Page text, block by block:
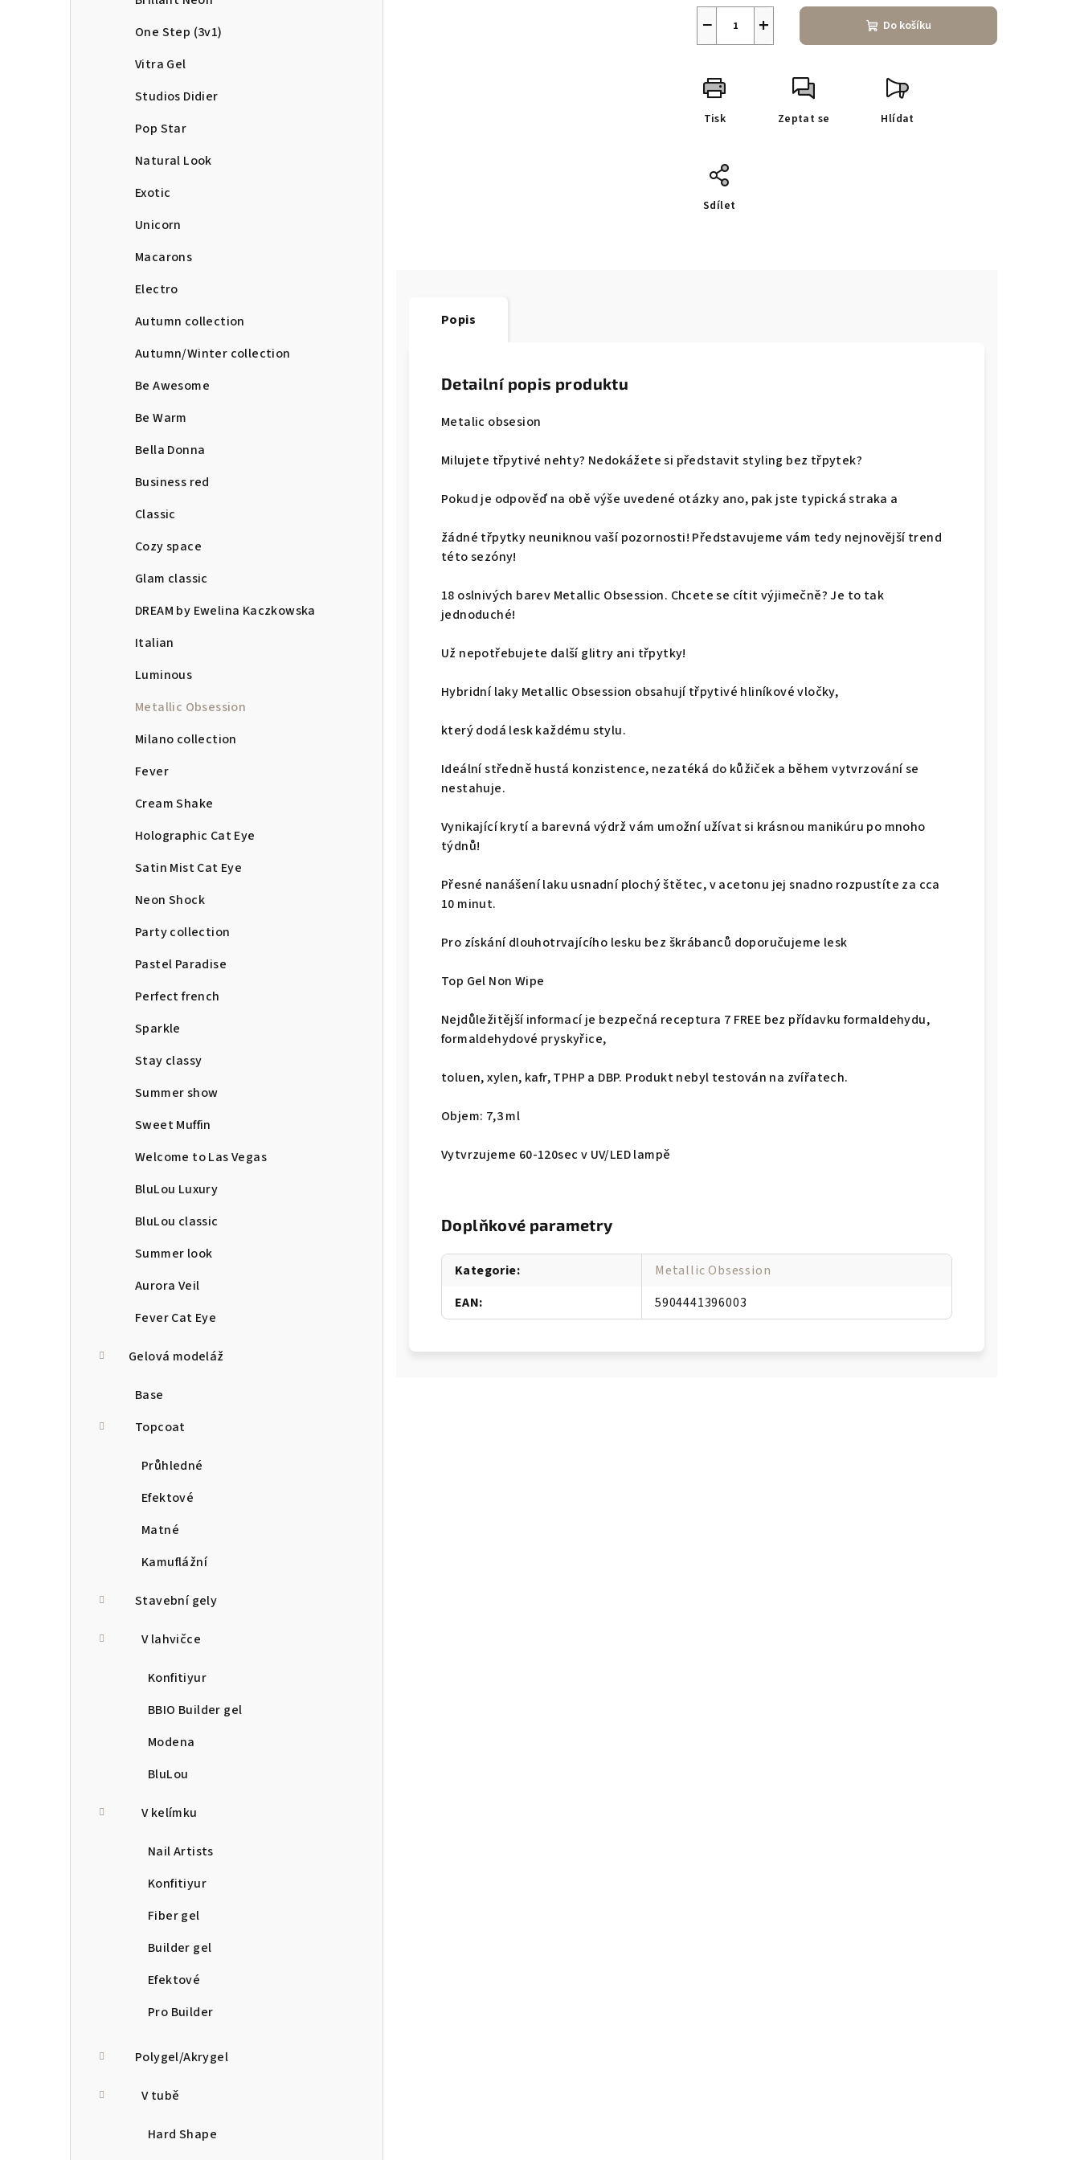
One Step (3v1)
Vitra Gel
Studios Didier
Pop Star
Natural Look
Exotic
Unicorn
Macarons
Electro
Autumn collection
Autumn/Winter collection
Be Awesome
Be Warm
Bella Donna
Business red
Classic
Cozy space
Glam classic
DREAM by Ewelina Kaczkowska
Italian
Luminous
Metallic Obsession
Milano collection
Fever
Cream Shake
Holographic Cat Eye
Satin Mist Cat Eye
Neon Shock
Party collection
Pastel Paradise
Perfect french
Sparkle
Stay classy
Summer show
Sweet Muffin
Welcome to Las Vegas
BluLou Luxury
BluLou classic
Summer look
Aurora Veil
Fever Cat Eye
Gelová modeláž
Base
Topcoat
Průhledné
Efektové
Matné
Kamuflážní
Stavební gely
V lahvičce
Konfitiyur
BBIO Builder gel
Modena
BluLou
V kelímku
Nail Artists
Konfitiyur
Fiber gel
Builder gel
Efektové
Pro Builder
Polygel/Akrygel
V tubě
Hard Shape
+
− Do košíku
Tisk Zeptat se Hlídat
Sdílet
Popis
Detailní popis produktu
Metalic obsesion
Milujete třpytivé nehty? Nedokážete si představit styling bez třpytek?
Pokud je odpověď na obě výše uvedené otázky ano, pak jste typická straka a
žádné třpytky neuniknou vaší pozornosti! Představujeme vám tedy nejnovější trend
této sezóny!
18 oslnivých barev Metallic Obsession. Chcete se cítit výjimečně? Je to tak
jednoduché!
Už nepotřebujete další glitry ani třpytky!
Hybridní laky Metallic Obsession obsahují třpytivé hliníkové vločky,
který dodá lesk každému stylu.
Ideální středně hustá konzistence, nezatéká do kůžiček a během vytvrzování se
nestahuje.
Vynikající krytí a barevná výdrž vám umožní užívat si krásnou manikúru po mnoho
týdnů!
Přesné nanášení laku usnadní plochý štětec, v acetonu jej snadno rozpustíte za cca
10 minut.
Pro získání dlouhotrvajícího lesku bez škrábanců doporučujeme lesk
Top Gel Non Wipe
Nejdůležitější informací je bezpečná receptura 7 FREE bez přídavku formaldehydu,
formaldehydové pryskyřice,
toluen, xylen, kafr, TPHP a DBP. Produkt nebyl testován na zvířatech.
Objem: 7,3 ml
Vytvrzujeme 60-120sec v UV/LED lampě
Doplňkové parametry
Kategorie:
Metallic Obsession
EAN: 5904441396003